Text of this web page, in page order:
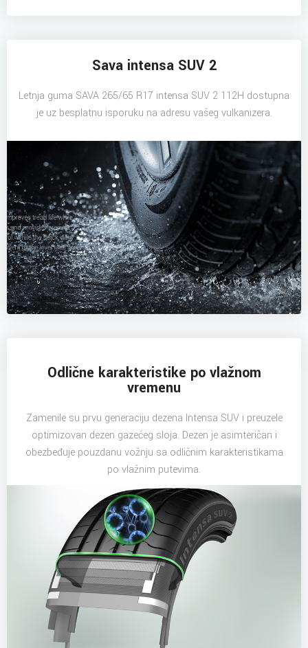
Sava intensa SUV 2
Letnja guma SAVA 265/65 R17 intensa SUV 2 112H dostupna
je uz besplatnu isporuku na adresu vašeg vulkanizera.
Odlične karakteristike po vlažnom
vremenu
Zamenile su prvu generaciju dezena Intensa SUV i preuzele
optimizovan dezen gazećeg sloja. Dezen je asimteričan i
obezbeđuje pouzdanu vožnju sa odličnim karakteristikama
po vlažnim putevima.